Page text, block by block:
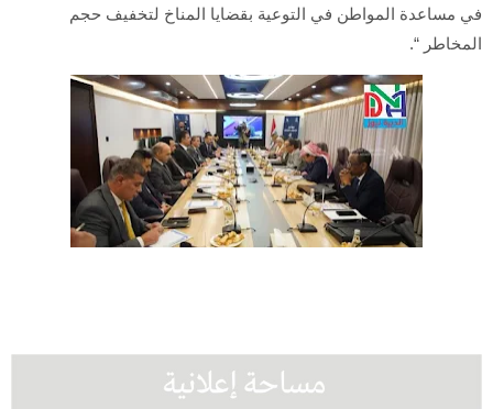
في مساعدة المواطن في التوعية بقضايا المناخ لتخفيف حجم
المخاطر “.